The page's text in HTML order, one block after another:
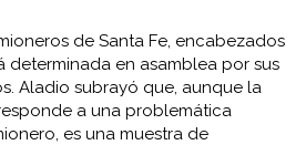
de Santa Fe, encabezados
determinada en asamblea por sus
Aladio subrayó que, aunque la
a una problemática
es una muestra de